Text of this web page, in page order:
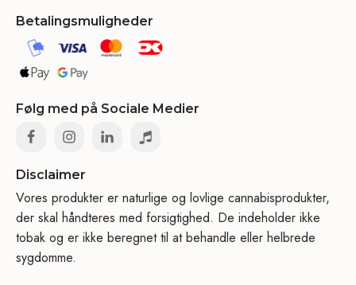
Betalingsmuligheder
Følg med på Sociale Medier
Disclaimer
Vores produkter er naturlige og lovlige cannabisprodukter,
der skal håndteres med forsigtighed. De indeholder ikke
tobak og er ikke beregnet til at behandle eller helbrede
sygdomme.